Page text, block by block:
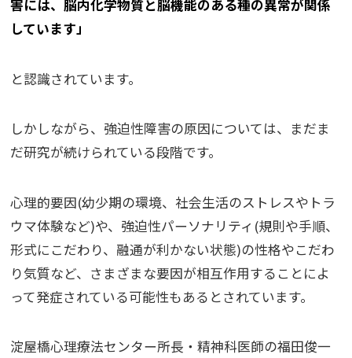
害には、脳内化学物質と脳機能のある種の異常が関係
しています」
と認識されています。
しかしながら、強迫性障害の原因については、まだま
だ研究が続けられている段階です。
心理的要因(幼少期の環境、社会生活のストレスやトラ
ウマ体験など)や、強迫性パーソナリティ(規則や手順、
形式にこだわり、融通が利かない状態)の性格やこだわ
り気質など、さまざまな要因が相互作用することによ
って発症されている可能性もあるとされています。
淀屋橋心理療法センター所長・精神科医師の福田俊一